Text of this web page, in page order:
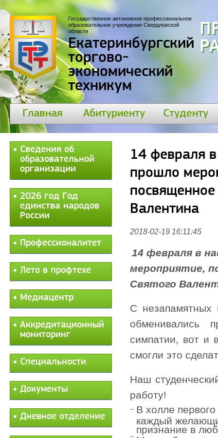
Государственное автономное профессиональное
образовательное учреждение Свердловской
области
Екатеринбургский
торгово-
экономический
техникум
Главная Абитуриенту Студенту
Сведения об
образовательной
организации
2026 год Год
единства народов
России
Профессионалитет
Лето в профтехе
Медиацентр
Аккредитационный
мониторинг
Специальности
Документы
Дневное отделение
14 февраля
прошло
Валентина
2018-02-19 16:11:45
14 февраля в
мероприятие,
Святого
С
обменивались
симпатии, вот и
смогли это
Наш
работу!
В холле
каждый
признание в